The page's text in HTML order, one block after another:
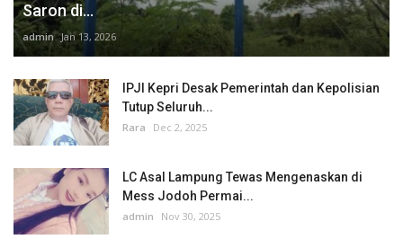
Saron di...
admin Jan 13, 2026
IPJI Kepri Desak Pemerintah dan Kepolisian
Tutup Seluruh...
Rara Dec 2, 2025
LC Asal Lampung Tewas Mengenaskan di
Mess Jodoh Permai...
admin Nov 30, 2025